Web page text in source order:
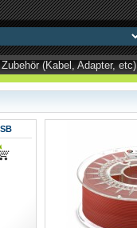
Zubehör (Kabel, Adapter, etc)